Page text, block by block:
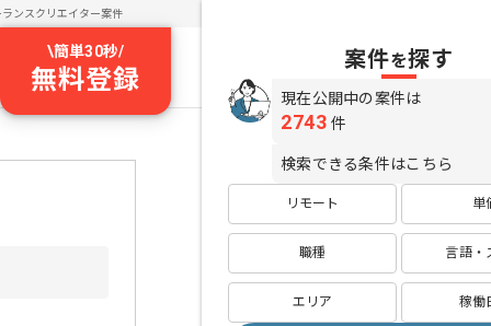
ランスクリエイター案件
\簡単30秒/
無料登録
案件を探す
現在公開中の案件は
2743 件
検索できる条件はこちら
リモート 単
職種 言語・
エリア 稼働